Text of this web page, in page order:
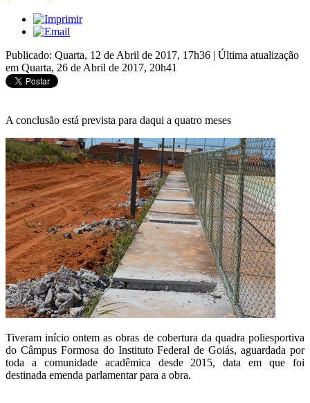
Publicado: Quarta, 12 de Abril de 2017, 17h36 | Última atualização
em Quarta, 26 de Abril de 2017, 20h41
A conclusão está prevista para daqui a quatro meses
Tiveram início ontem as obras de cobertura da quadra poliesportiva
do Câmpus Formosa do Instituto Federal de Goiás, aguardada por
toda a comunidade acadêmica desde 2015, data em que foi
destinada emenda parlamentar para a obra.